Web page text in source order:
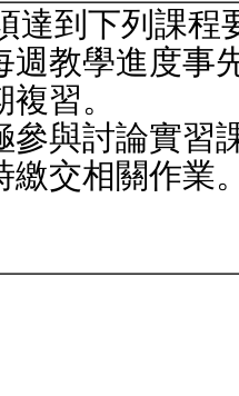
達到下列課程
週教學進度事
習。
參與討論實習
繳交相關作業